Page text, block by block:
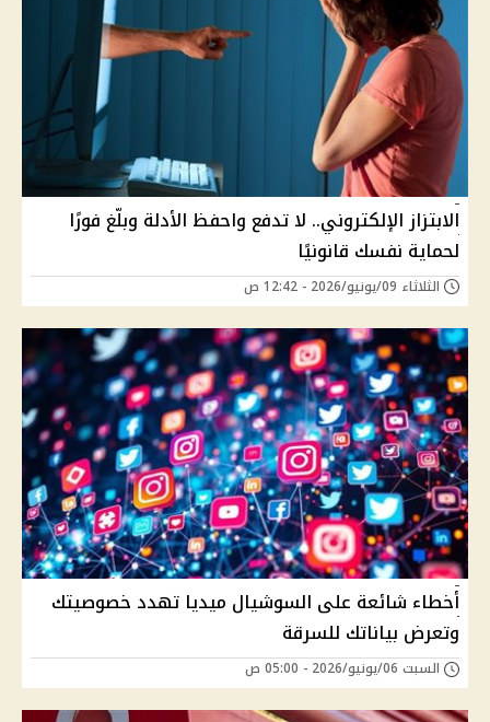
الابتزاز الإلكتروني.. لا تدفع واحفظ الأدلة وبلّغ فورًا
لحماية نفسك قانونيًا
الثلاثاء 09/يونيو/2026 - 12:42 ص
أخطاء شائعة على السوشيال ميديا تهدد خصوصيتك
وتعرض بياناتك للسرقة
السبت 06/يونيو/2026 - 05:00 ص